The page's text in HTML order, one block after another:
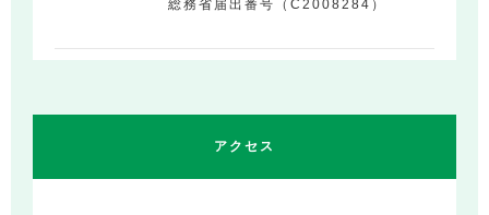
総務省届出番号（C2008284）
アクセス